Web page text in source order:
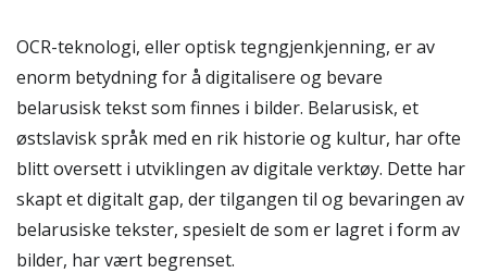
OCR-teknologi, eller optisk tegngjenkjenning, er av
enorm betydning for å digitalisere og bevare
belarusisk tekst som finnes i bilder. Belarusisk, et
østslavisk språk med en rik historie og kultur, har ofte
blitt oversett i utviklingen av digitale verktøy. Dette har
skapt et digitalt gap, der tilgangen til og bevaringen av
belarusiske tekster, spesielt de som er lagret i form av
bilder, har vært begrenset.